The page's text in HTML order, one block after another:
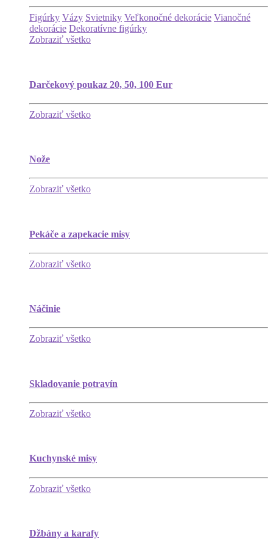
Figúrky Vázy Svietniky Veľkonočné dekorácie Vianočné
dekorácie Dekoratívne figúrky
Zobraziť všetko
Darčekový poukaz 20, 50, 100 Eur
Zobraziť všetko
Nože
Zobraziť všetko
Pekáče a zapekacie misy
Zobraziť všetko
Náčinie
Zobraziť všetko
Skladovanie potravín
Zobraziť všetko
Kuchynské misy
Zobraziť všetko
Džbány a karafy